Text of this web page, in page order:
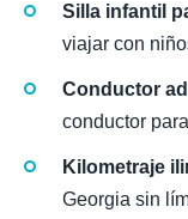
Silla infantil
viajar con
Conductor
conductor
Kilometraje
Georgia sin